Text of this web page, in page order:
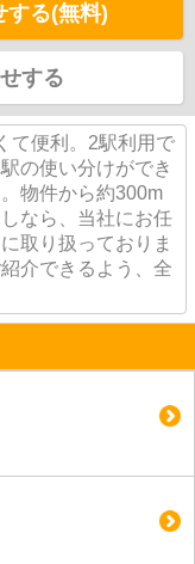
する(無料)
する
て便利。2駅利用で
の使い分けができ
物件から約300m
なら、当社にお任
取り扱っておりま
介できるよう、全